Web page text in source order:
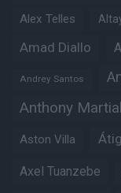
Alex Telles
Amad Diallo
Andrey Santos
Anthony Martial
Aston Villa
Axel Tuanzebe